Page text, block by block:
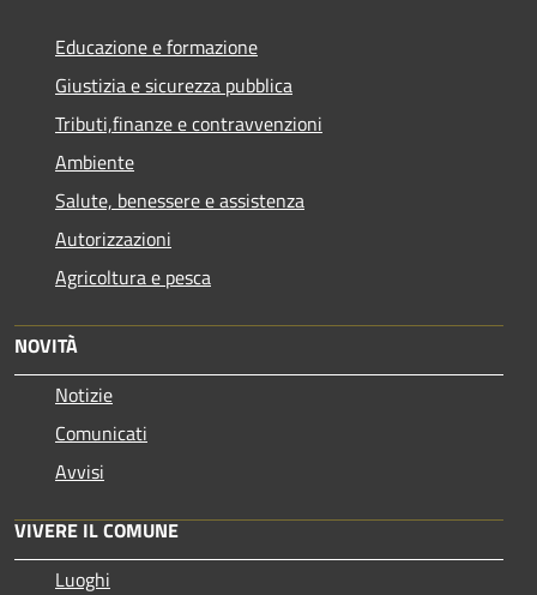
Educazione e formazione
Giustizia e sicurezza pubblica
Tributi,finanze e contravvenzioni
Ambiente
Salute, benessere e assistenza
Autorizzazioni
Agricoltura e pesca
NOVITÀ
Notizie
Comunicati
Avvisi
VIVERE IL COMUNE
Luoghi